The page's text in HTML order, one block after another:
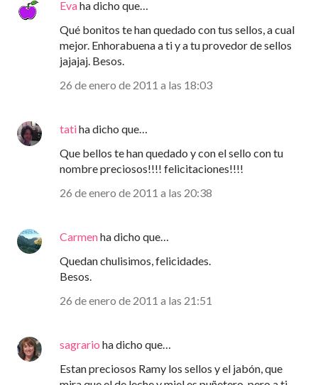
Evaha dicho que…
Qué bonitos te han quedado con tus sellos, a cual
mejor. Enhorabuena a ti y a tu provedor de sellos
jajajaj. Besos.
26 de enero de 2011 a las 18:03
tatiha dicho que…
Que bellos te han quedado y con el sello con tu
nombre preciosos!!!! felicitaciones!!!!
26 de enero de 2011 a las 20:38
Carmenha dicho que…
Quedan chulisimos, felicidades.
Besos.
26 de enero de 2011 a las 21:51
sagrario ha dicho que…
Estan preciosos Ramy los sellos y el jabón, que